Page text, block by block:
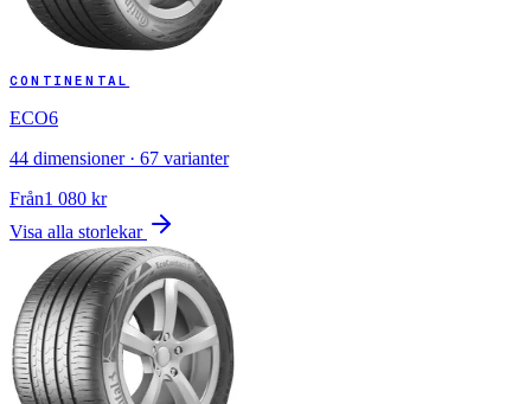
CONTINENTAL
ECO6
44 dimensioner · 67 varianter
Från1 080 kr
Visa alla storlekar